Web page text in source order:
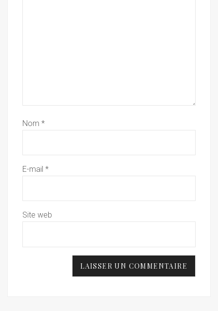
Nom *
E-mail *
Site web